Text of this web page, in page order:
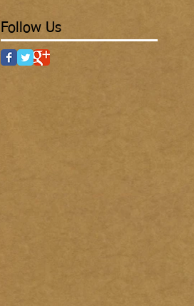
Follow Us